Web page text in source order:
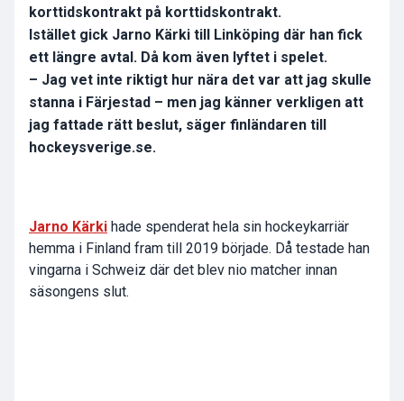
korttidskontrakt på korttidskontrakt.
Istället gick Jarno Kärki till Linköping där han fick
ett längre avtal. Då kom även lyftet i spelet.
– Jag vet inte riktigt hur nära det var att jag skulle
stanna i Färjestad – men jag känner verkligen att
jag fattade rätt beslut, säger finländaren till
hockeysverige.se.
Jarno Kärki hade spenderat hela sin hockeykarriär
hemma i Finland fram till 2019 började. Då testade han
vingarna i Schweiz där det blev nio matcher innan
säsongens slut.